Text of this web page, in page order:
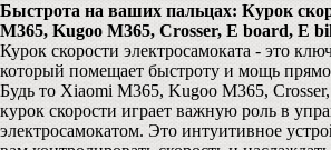
Быстрота на ваших пальцах: Курок
M365, Kugoo M365, Crosser, E board, E
Курок скорости электросамоката - это
который помещает быстроту и мощь
Будь то Xiaomi M365, Kugoo M365,
курок скорости играет важную роль в
электросамокатом. Это интуитивное